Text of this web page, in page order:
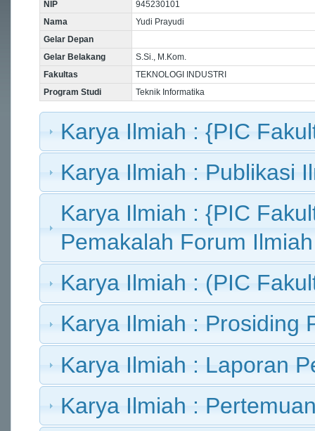
NIP
945230101
Nama
Yudi Prayudi
Gelar Depan
Gelar Belakang
S.Si., M.Kom.
Fakultas
TEKNOLOGI INDUSTRI
Program Studi
Teknik Informatika
Karya Ilmiah : {PIC
Karya Ilmiah : Publikasi
Karya Ilmiah : {PIC
Pemakalah Forum Ilmiah
Karya Ilmiah : (PIC
Karya Ilmiah : Prosiding
Karya Ilmiah : Laporan
Karya Ilmiah :